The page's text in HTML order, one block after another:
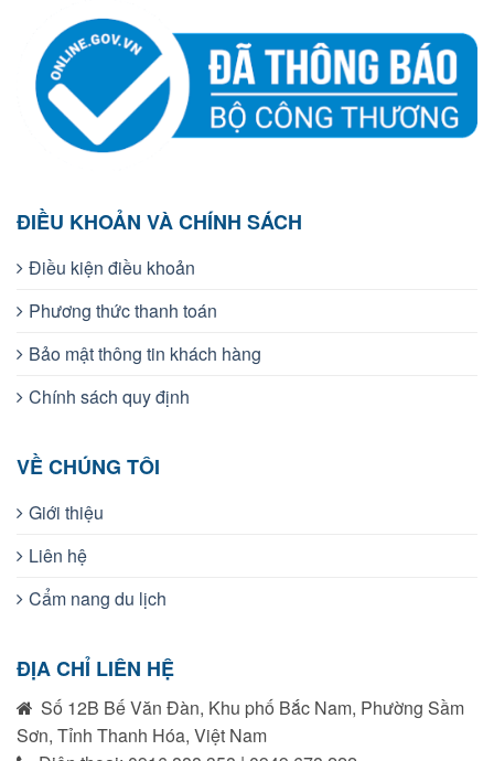
ĐIỀU KHOẢN VÀ CHÍNH SÁCH
Điều kiện điều khoản
Phương thức thanh toán
Bảo mật thông tin khách hàng
Chính sách quy định
VỀ CHÚNG TÔI
Giới thiệu
Liên hệ
Cẩm nang du lịch
ĐỊA CHỈ LIÊN HỆ
Số 12B Bế Văn Đàn, Khu phố Bắc Nam, Phường Sầm
Sơn, Tỉnh Thanh Hóa, Việt Nam